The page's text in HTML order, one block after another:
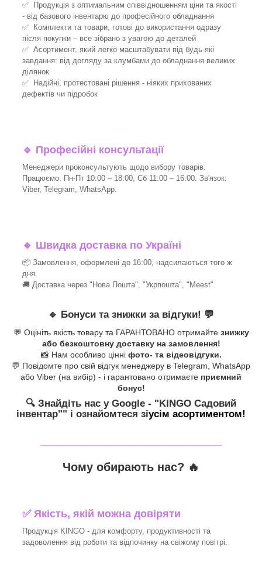
✅ Продукція з оптимальним співвідношенням ціни та якості
- від базового інвентарю до професійного обладнання
✅ Комплекти та товари, готові до використання одразу
після покупки – все зібрано з увагою до деталей
✅ Асортимент, який легко масштабувати під будь-які
завдання: від догляду за клумбами до обладнання великих
ділянок
✅ Надійні, протестовані рішення - ніяких прихованих
дефектів чи підробок
🔹 Професійні консультації
Менеджери проконсультують щодо вибору товарів.
Працюємо: Пн-Пт 10:00 – 18:00, Сб 11:00 – 16:00. Зв'язок:
Viber, Telegram, WhatsApp.
🔹 Швидка доставка по Україні
📦 Замовлення, оформлені до 16:00, надсилаються того ж
дня.
🚚 Доставка через "Нова Пошта", "Укрпошта", "Meest".
🔹 Бонуси та знижки за відгуки! 💬
💬 Оцініть якість товару та ГАРАНТОВАНО отримайте знижку
або безкоштовну доставку на замовлення!
📸 Нам особливо цінні фото- та відеовідгуки.
💬 Повідомте про свій відгук менеджеру в Telegram, WhatsApp
або Viber (на вибір) - і гарантовано отримаєте приємний
бонус!
🔍 Знайдіть нас у Google - "KINGO Садовий
інвентар"" і ознайомтеся зіусім асортиментом!
Чому обирають нас? 🔥
✅ Якість, якій можна довіряти
Продукція KINGO - для комфорту, продуктивності та
задоволення від роботи та відпочинку на свіжому повітрі.